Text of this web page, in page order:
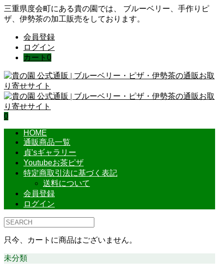
三重県度会町にある貴の園では、 ブルーベリー、手作りピ
ザ、伊勢茶の加工販売をしております。
会員登録
ログイン
カート 0
0
HOME
通販商品一覧
貞’sギャラリー
Youtubeお茶ピザ
特定商取引法に基づく表記
送料について
会員登録
ログイン
只今、カートに商品はございません。
未分類